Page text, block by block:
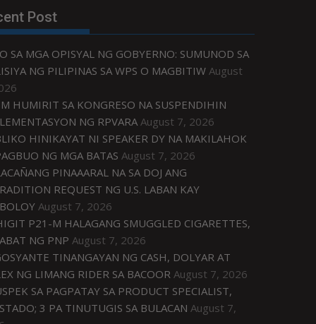
Post
SA MGA OPISYAL NG GOBYERNO: SUMUNOD SA
NG PILIPINAS SA WPS O MAGBITIW August
HUMIRIT SA KONGRESO NA SUSPENDIHIN
NG RPVARA August 7, 2026
HINIKAYAT NI SPEAKER DY NA MAKILAHOK
NG MGA BATAS August 7, 2026
PINAAARAL NA SA DOJ ANG
REQUEST NG U.S. LABAN KAY
August 7, 2026
P21-M HALAGANG SMUGGLED CIGARETTES,
NG PNP August 7, 2026
TINANGAYAN NG CASH, DOLYAR AT
NG LIMANG RIDER SA BACOOR August 7, 2026
SA PAGPATAY SA PRODUCT SPECIALIST,
3 PA TINUTUGIS SA BULACAN August 7,